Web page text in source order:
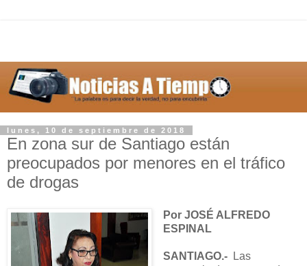
lunes, 10 de septiembre de 2018
En zona sur de Santiago están
preocupados por menores en el tráfico
de drogas
Por JOSÉ ALFREDO
ESPINAL
SANTIAGO.-Las